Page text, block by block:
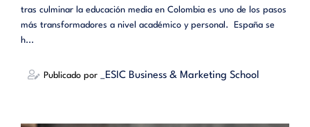
tras culminar la educación media en Colombia es uno de los pasos
más transformadores a nivel académico y personal. España se
h...
Publicado por _ESIC Business & Marketing School